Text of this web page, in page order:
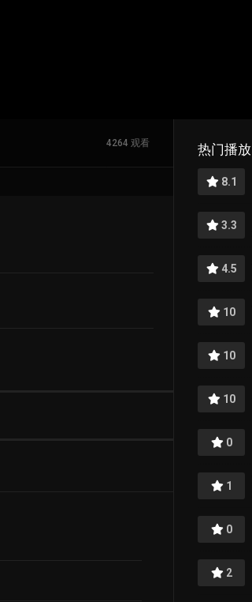
4264 观看 热门播放
8.1
3.3
4.5
10
10
10
0
1
0
2